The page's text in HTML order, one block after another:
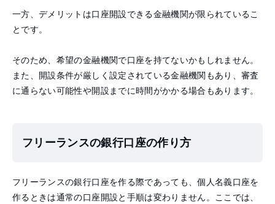
一方、デメリットは口座開設できる金融機関が限られているこ
とです。
そのため、希望の金融機関で口座を持てないかもしれません。
また、開設条件が厳しく設定されている金融機関もあり、審査
に通らない可能性や開設までに時間がかかる場合もあります。
フリーランスの銀行口座の作り方
フリーランスの銀行口座を作る際であっても、個人名義口座を
作るときは通常の口座開設と手順は変わりません。ここでは、